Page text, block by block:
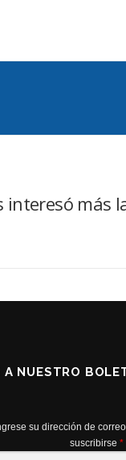
interesó más
A NUESTRO
su dirección de
suscribirse *